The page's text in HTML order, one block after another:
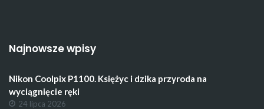
Najnowsze wpisy
Nikon Coolpix P1100. Księżyc i dzika przyroda na
wyciągnięcie ręki
24 lipca 2026